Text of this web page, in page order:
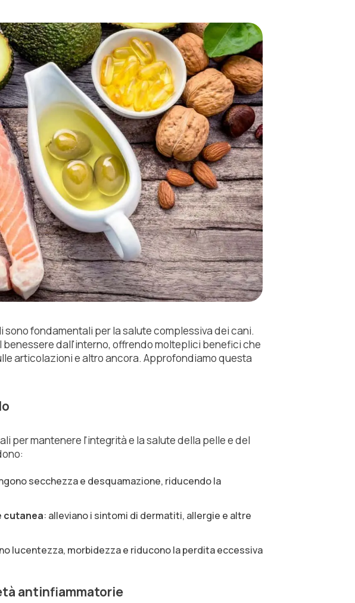
sono fondamentali per la salute complessiva dei cani.
benessere dall'interno, offrendo molteplici benefici che
articolazioni e altro ancora. Approfondiamo questa
per mantenere l'integrità e la salute della pelle e del
secchezza e desquamazione, riducendo la
cutanea: alleviano i sintomi di dermatiti, allergie e altre
lucentezza, morbidezza e riducono la perdita eccessiva
antinfiammatorie